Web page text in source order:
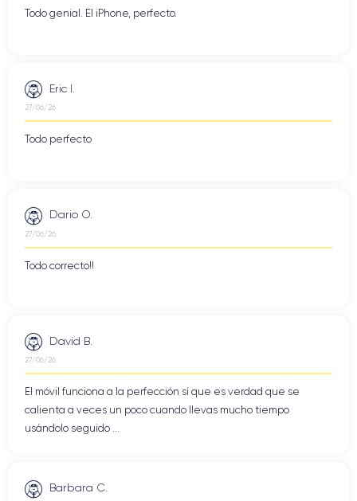
Todo genial. El iPhone, perfecto.
Eric I.
27/06/26
Todo perfecto
Dario O.
27/06/26
Todo correcto!!
David B.
27/06/26
El móvil funciona a la perfección sí que es verdad que se
calienta a veces un poco cuando llevas mucho tiempo
usándolo seguido ...
Barbara C.